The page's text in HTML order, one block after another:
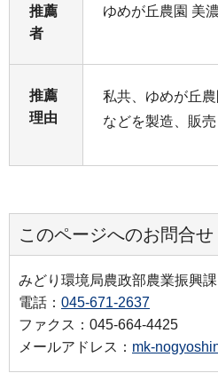
推薦
者
ゆめが丘農園 美
推薦
理由
私共、ゆめが丘
などを製造、販売
このページへのお問合せ
みどり環境局農政部農業振興課
電話： 045-671-2637
ファクス：045-664-4425
メールアドレス： mk-